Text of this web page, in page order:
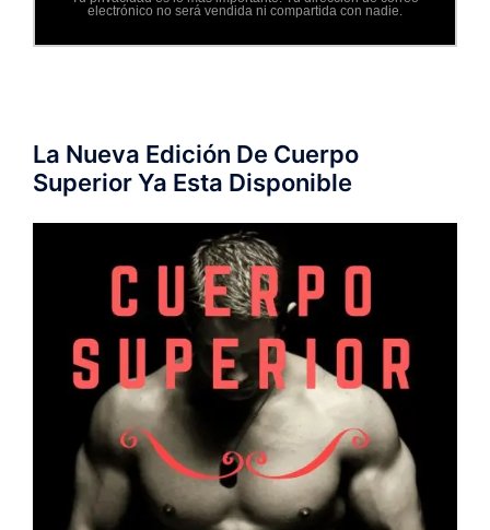
electrónico no será vendida ni compartida con nadie.
La Nueva Edición De Cuerpo
Superior Ya Esta Disponible